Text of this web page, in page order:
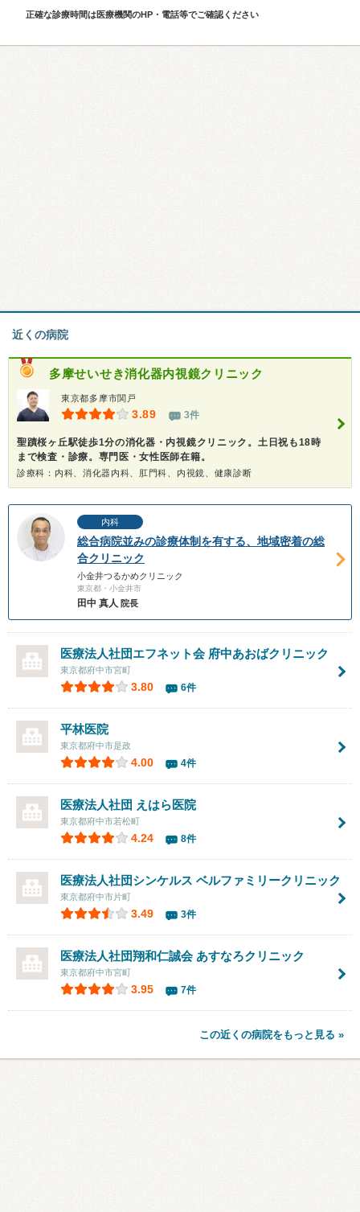
正確な診療時間は医療機関のHP・電話等でご確認ください
近くの病院
多摩せいせき消化器内視鏡クリニック
東京都多摩市関戸
3.89 3件
聖蹟桜ヶ丘駅徒歩1分の消化器・内視鏡クリニック。土日祝も18時
まで検査・診療。専門医・女性医師在籍。
診療科：内科、消化器内科、肛門科、内視鏡、健康診断
内科
総合病院並みの診療体制を有する、地域密着の総
合クリニック
小金井つるかめクリニック
東京都・小金井市
田中 真人 院長
医療法人社団エフネット会 府中あおばクリニック
東京都府中市宮町
3.80 6件
平林医院
東京都府中市是政
4.00 4件
医療法人社団 えはら医院
東京都府中市若松町
4.24 8件
医療法人社団シンケルス ベルファミリークリニック
東京都府中市片町
3.49 3件
医療法人社団翔和仁誠会 あすなろクリニック
東京都府中市宮町
3.95 7件
この近くの病院をもっと見る »